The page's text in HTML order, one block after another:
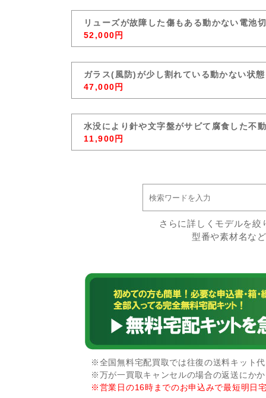
リューズが故障した傷もある動かない電池
52,000円
ガラス(風防)が少し割れている動かない状態
47,000円
水没により針や文字盤がサビて腐食した不
11,900円
さらに詳しくモデルを
型番や素材名な
※全国無料宅配買取では往復の送料キット
※万が一買取キャンセルの場合の返送にか
※営業日の16時までのお申込みで最短明日